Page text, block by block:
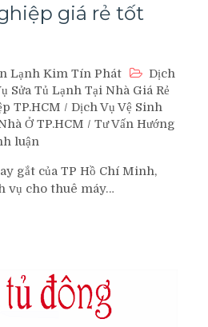
giá rẻ tốt
Lạnh Kim Tín Phát
Dịch
Sửa Tủ Lạnh Tại Nhà Giá Rẻ
TP.HCM / Dịch Vụ Vệ Sinh
Ở TP.HCM / Tư Vấn Hướng
luận
thuê
máy
đứng
công
nghiệp
gắt của TP Hồ Chí Minh,
vụ cho thuê máy…